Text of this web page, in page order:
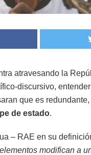
atravesando la
discursivo,
que es
de estado.
– RAE en su
modifican a